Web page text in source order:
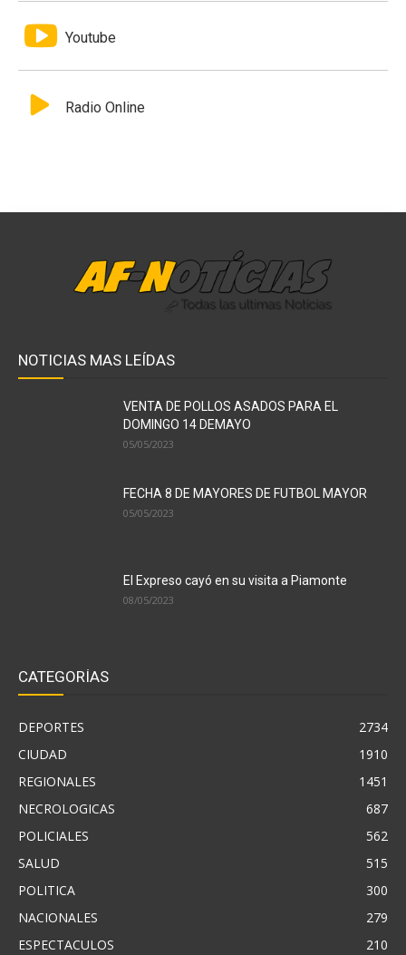
Youtube
Radio Online
NOTICIAS MAS LEÍDAS
VENTA DE POLLOS ASADOS PARA EL
DOMINGO 14 DEMAYO
05/05/2023
FECHA 8 DE MAYORES DE FUTBOL MAYOR
05/05/2023
El Expreso cayó en su visita a Piamonte
08/05/2023
CATEGORÍAS
DEPORTES
2734
CIUDAD
1910
REGIONALES
1451
NECROLOGICAS
687
POLICIALES
562
SALUD
515
POLITICA
300
NACIONALES
279
ESPECTACULOS
210